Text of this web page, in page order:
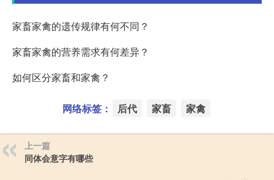
家畜家禽的遗传规律有何不同？
家畜家禽的营养需求有何差异？
如何区分家畜和家禽？
网络标签： 后代 家畜 家禽
上一篇
同体会意字有哪些